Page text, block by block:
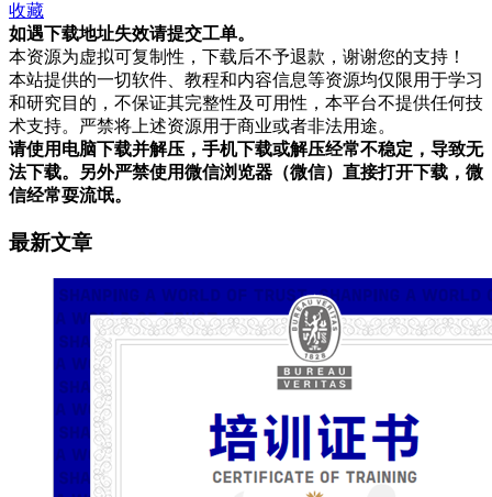
收藏
如遇下载地址失效请提交工单。
本资源为虚拟可复制性，下载后不予退款，谢谢您的支持！
本站提供的一切软件、教程和内容信息等资源均仅限用于学习
和研究目的，不保证其完整性及可用性，本平台不提供任何技
术支持。严禁将上述资源用于商业或者非法用途。
请使用电脑下载并解压，手机下载或解压经常不稳定，导致无
法下载。另外严禁使用微信浏览器（微信）直接打开下载，微
信经常耍流氓。
最新文章